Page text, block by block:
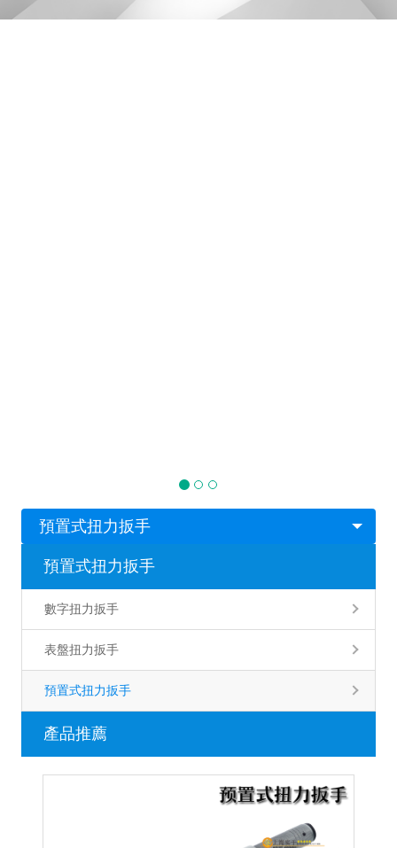
預置式扭力扳手
預置式扭力扳手
數字扭力扳手
表盤扭力扳手
預置式扭力扳手
產品推薦